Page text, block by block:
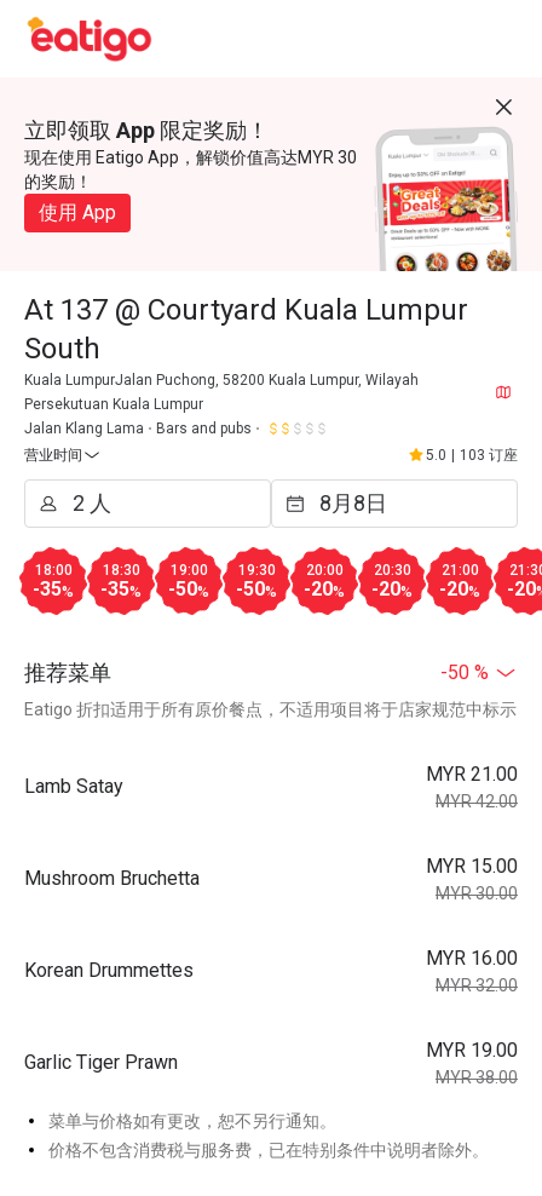
立即领取 App 限定奖励！
现在使用 Eatigo App，解锁价值高达MYR 30
的奖励！
使用 App
At 137 @ Courtyard Kuala Lumpur
South
Kuala LumpurJalan Puchong, 58200 Kuala Lumpur, Wilayah
Persekutuan Kuala Lumpur
Jalan Klang Lama
Bars and pubs
营业时间
5.0 103 订座
18:00
-35%
18:30
-35%
19:00
-50%
19:30
-50%
20:00
-20%
20:30
-20%
21:00
-20% -20
推荐菜单 -50 %
Eatigo 折扣适用于所有原价餐点，不适用项目将于店家规范中标示
Lamb Satay
MYR 21.00
MYR 42.00
Mushroom Bruchetta
MYR 15.00
MYR 30.00
Korean Drummettes
MYR 16.00
MYR 32.00
Garlic Tiger Prawn
MYR 19.00
MYR 38.00
菜单与价格如有更改，恕不另行通知。
价格不包含消费税与服务费，已在特别条件中说明者除外。